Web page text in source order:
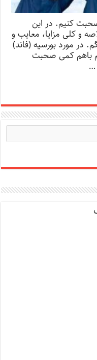
کنیم. در این
و کلی مزایا، معایب و
در مورد بورسیه (فاند)
باهم کمی صحبت
…